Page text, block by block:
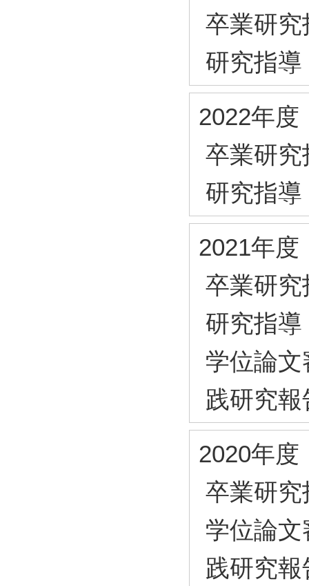
卒業研
研究指
2022年度
卒業研
研究指
2021年度
卒業研
研究指
学位論
践研究
2020年度
卒業研
学位論
践研究